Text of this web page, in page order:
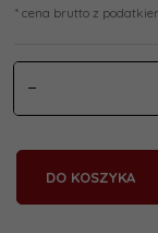
* cena brutto z
DO KOSZYKA